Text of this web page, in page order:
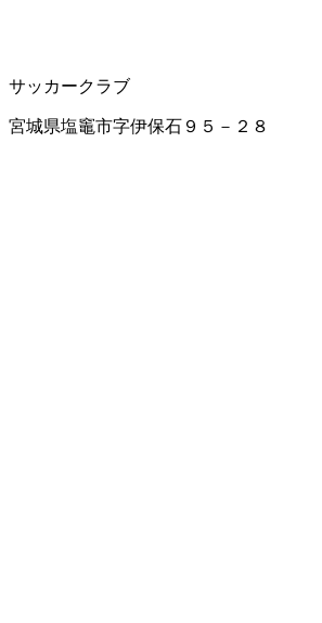
サッカークラブ
宮城県塩竈市字伊保石９５－２８